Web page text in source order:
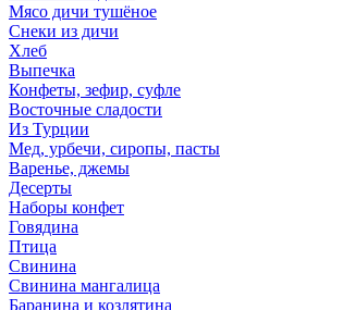
Мясо дичи тушёное
Снеки из дичи
Хлеб
Выпечка
Конфеты, зефир, суфле
Восточные сладости
Из Турции
Мед, урбечи, сиропы, пасты
Варенье, джемы
Десерты
Наборы конфет
Говядина
Птица
Свинина
Свинина мангалица
Баранина и козлятина